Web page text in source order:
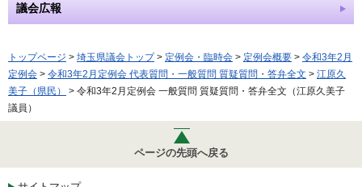
議会広報
トップページ > 埼玉県議会トップ> 定例会・臨時会 > 定例会概要 > 令和3年2月
定例会 > 令和3年2月定例会 代表質問・一般質問 質疑質問・答弁全文 > 江原久
美子（県民）
> 令和3年2月定例会 一般質問 質疑質問・答弁全文（江原久美子
議員）
ページの先頭へ戻る